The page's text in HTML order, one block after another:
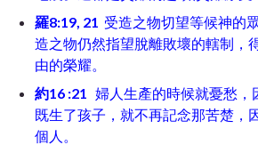
羅8:19, 21 受造之物切望等候神的
造之物仍然指望脫離敗壞的轄制，
由的榮耀。
約16 :21
婦人生產的時候就憂愁，
既生了孩子，就不再記念那苦楚，
個人。